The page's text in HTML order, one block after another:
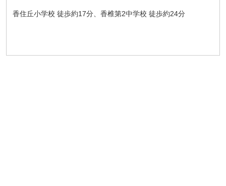
香住丘小学校 徒歩約17分、香椎第2中学校 徒歩約24分